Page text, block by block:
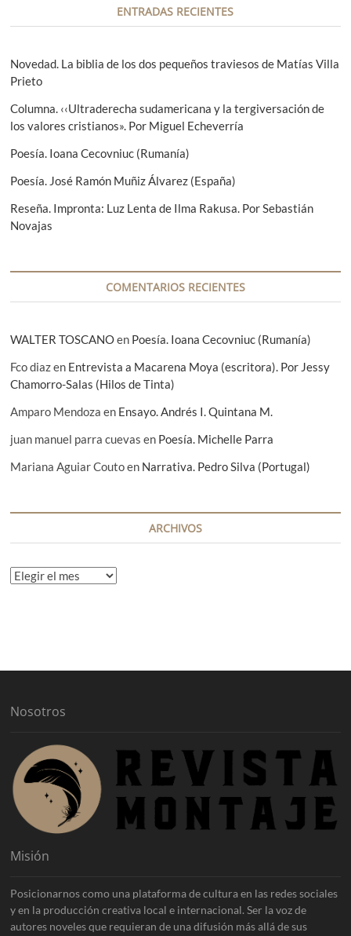
i
ó
n
d
e
e
n
t
r
a
s
e
i
:
s
i
u
n
t
ENTRADAS RECIENTES
Novedad. La biblia de los dos pequeños traviesos de Matías Villa
Prieto
Columna. ‹‹Ultraderecha sudamericana y la tergiversación de
los valores cristianos». Por Miguel Echeverría
Poesía. Ioana Cecovniuc (Rumanía)
Poesía. José Ramón Muñiz Álvarez (España)
Reseña. Impronta: Luz Lenta de Ilma Rakusa. Por Sebastián
Novajas
COMENTARIOS RECIENTES
WALTER TOSCANOen Poesía. Ioana Cecovniuc (Rumanía)
Fco diazen Entrevista a Macarena Moya (escritora). Por Jessy
Chamorro-Salas (Hilos de Tinta)
Amparo Mendoza en Ensayo. Andrés I. Quintana M.
juan manuel parra cuevas en Poesía. Michelle Parra
Mariana Aguiar Coutoen Narrativa. Pedro Silva (Portugal)
ARCHIVOS
A
Nosotros
Misión
Posicionarnos como una plataforma de cultura en las redes sociales
y en la producción creativa local e internacional. Ser la voz de
autores noveles que requieran de una difusión más allá de sus